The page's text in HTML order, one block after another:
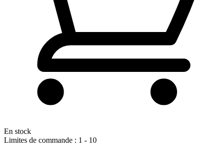
En stock
Limites de commande : 1 - 10